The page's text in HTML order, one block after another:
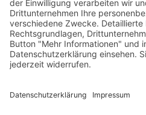
Cookie-Einstellungen